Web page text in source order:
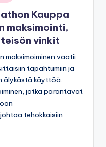
Kauppa
maksimointi,
vinkit
maksimoiminen vaatii
tapahtumiin ja
älykästä käyttöä.
jotka parantavat
tehokkaisiin